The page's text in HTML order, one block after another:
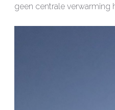
geen centrale verwarming